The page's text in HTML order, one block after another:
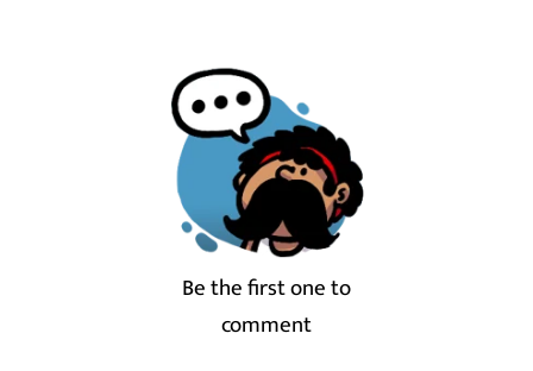
Be the first one to
comment